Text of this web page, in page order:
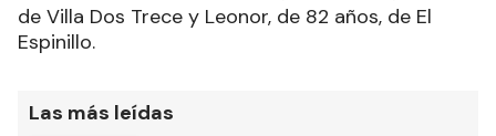
de Villa Dos Trece y Leonor, de 82 años, de El
Espinillo.
Las más leídas